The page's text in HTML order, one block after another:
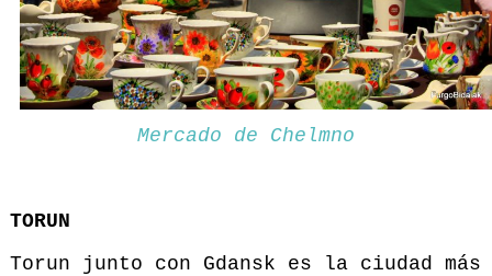
Mercado de Chelmno
TORUN
Torun junto con Gdansk es la ciudad más